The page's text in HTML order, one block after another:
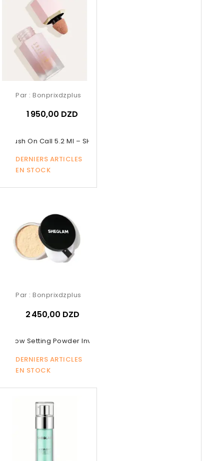
Blush On Call 5.2 Ml – SHEGLAM...
DERNIERS ARTICLES
EN STOCK
Par : Bonprixdzplus
1 950,00 DZD
Glow Setting Powder Invisible –...
DERNIERS ARTICLES
EN STOCK
Par : Bonprixdzplus
2 450,00 DZD